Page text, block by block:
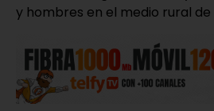
y hombres en el medio rural